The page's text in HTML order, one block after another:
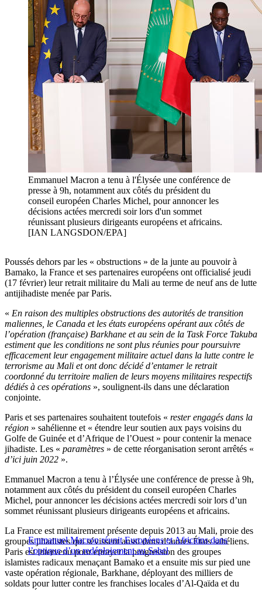
Emmanuel Macron a tenu à l'Élysée une conférence de
presse à 9h, notamment aux côtés du président du
conseil européen Charles Michel, pour annoncer les
décisions actées mercredi soir lors d'un sommet
réunissant plusieurs dirigeants européens et africains.
[IAN LANGSDON/EPA]
Poussés dehors par les « obstructions » de la junte au pouvoir à
Bamako, la France et ses partenaires européens ont officialisé jeudi
(17 février) leur retrait militaire du Mali au terme de neuf ans de lutte
antijihadiste menée par Paris.
« En raison des multiples obstructions des autorités de transition
maliennes, le Canada et les états européens opérant aux côtés de
l’opération (française) Barkhane et au sein de la Task Force Takuba
estiment que les conditions ne sont plus réunies pour poursuivre
efficacement leur engagement militaire actuel dans la lutte contre le
terrorisme au Mali et ont donc décidé d’entamer le retrait
coordonné du territoire malien de leurs moyens militaires respectifs
dédiés à ces opérations », soulignent-ils dans une déclaration
conjointe.
Paris et ses partenaires souhaitent toutefois « rester engagés dans la
région » sahélienne et « étendre leur soutien aux pays voisins du
Golfe de Guinée et d’Afrique de l’Ouest » pour contenir la menace
jihadiste. Les « paramètres » de cette réorganisation seront arrêtés «
d’ici juin 2022 ».
Emmanuel Macron a tenu à l’Élysée une conférence de presse à 9h,
notamment aux côtés du président du conseil européen Charles
Michel, pour annoncer les décisions actées mercredi soir lors d’un
sommet réunissant plusieurs dirigeants européens et africains.
Emmanuel Macron réunit Européens et Africains dans
l’optique d’un redéploiement au Sahel
La France est militairement présente depuis 2013 au Mali, proie des
groupes jihadistes qui sévissent aussi dans d’autres États sahéliens.
Paris est intervenu pour enrayer la progression des groupes
islamistes radicaux menaçant Bamako et a ensuite mis sur pied une
vaste opération régionale, Barkhane, déployant des milliers de
soldats pour lutter contre les franchises locales d’Al-Qaïda et du